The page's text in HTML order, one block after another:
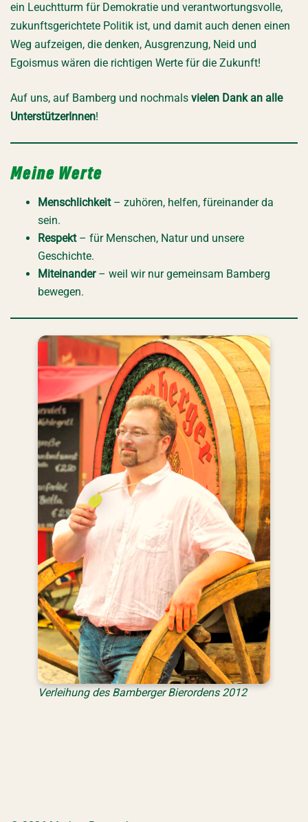
ein Leuchtturm für Demokratie und verantwortungsvolle,
zukunftsgerichtete Politik ist, und damit auch denen einen
Weg aufzeigen, die denken, Ausgrenzung, Neid und
Egoismus wären die richtigen Werte für die Zukunft!
Auf uns, auf Bamberg und nochmals vielen Dank an alle
UnterstützerInnen!
Meine Werte
Menschlichkeit– zuhören, helfen, füreinander da
sein.
Respekt– für Menschen, Natur und unsere
Geschichte.
Miteinander– weil wir nur gemeinsam Bamberg
bewegen.
Verleihung des Bamberger Bierordens 2012